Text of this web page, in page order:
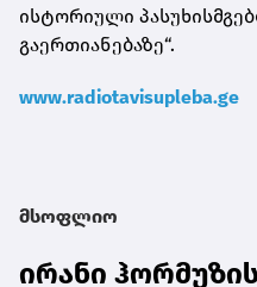
ისტორიული
გაერთიანებაზე“.
www.radiotavisupleba.ge
მსოფლიო
ირანი